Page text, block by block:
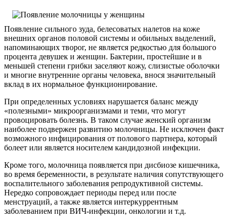
Появление сильного зуда, белесоватых налетов на коже
внешних органов половой системы и обильных выделений,
напоминающих творог, не является редкостью для большого
процента девушек и женщин. Бактерии, простейшие и в
меньшей степени грибки заселяют кожу, слизистые оболочки
и многие внутренние органы человека, внося значительный
вклад в их нормальное функционирование.
При определенных условиях нарушается баланс между
«полезными» микроорганизмами и теми, что могут
провоцировать болезнь. В таком случае женский организм
наиболее подвержен развитию молочницы. Не исключен факт
возможного инфицирования от полового партнера, который
болеет или является носителем кандидозной инфекции.
Кроме того, молочница появляется при дисбиозе кишечника,
во время беременности, в результате наличия сопутствующего
воспалительного заболевания репродуктивной системы.
Нередко сопровождает периоды перед или после
менструаций, а также является интеркуррентным
заболеванием при ВИЧ-инфекции, онкологии и т.д.